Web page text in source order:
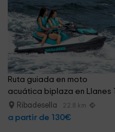
Ruta guiada en moto
acuática biplaza en Llanes 1
h
Ribadesella 22.8 km
a partir de 130€